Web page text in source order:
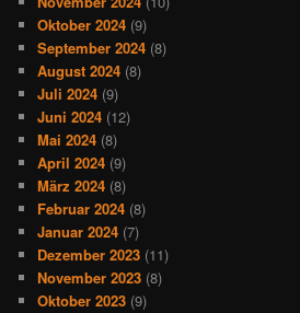
Oktober 2024 (9)
September 2024 (8)
August 2024 (8)
Juli 2024 (9)
Juni 2024 (12)
Mai 2024 (8)
April 2024 (9)
März 2024 (8)
Februar 2024 (8)
Januar 2024 (7)
Dezember 2023 (11)
November 2023 (8)
Oktober 2023 (9)